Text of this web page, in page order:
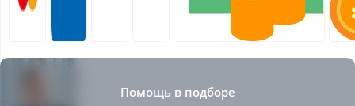
Помощь в подборе